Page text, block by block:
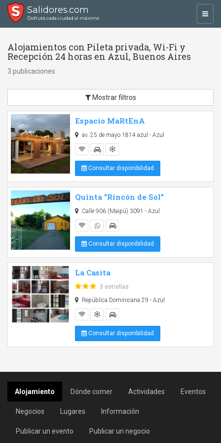
Salidores.com
Disfrutá cada ciudad al máximo
Alojamientos con Pileta privada, Wi-Fi y
Recepción 24 horas en Azul, Buenos Aires
3 publicaciones
Mostrar filtros
Espacio MaRtEnA
av. 25 de mayo 1814 azul - Azul
Consultar disponibilidad
Quinta "Rincón de Sol"
Calle 906 (Maipú) 3091 - Azul
Consultar disponibilidad
La Casita
3 estrellas
República Dominicana 29 - Azul
Consultar disponibilidad
Alojamiento Dónde comer Actividades Eventos
Negocios Lugares Información
Publicar un evento Publicar un negocio